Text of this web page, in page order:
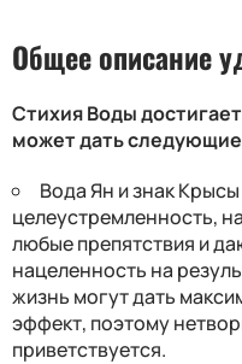
Общее описание
Стихия Воды
может дать
Вода Ян и знак
целеустремленность,
любые препятствия и
нацеленность на
жизнь могут дать
эффект, поэтому
приветствуется.